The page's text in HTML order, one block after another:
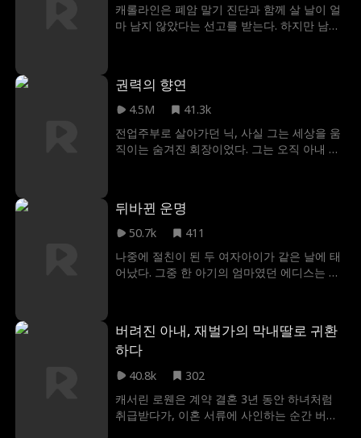
결혼을 하게 된다. 윌리엄은 이를 계기로 그녀
를 보호하고, 알레이나는 점점 윌리엄에게 마
캐롤라인은 폐암 말기 진단과 함께 살 날이 얼
마 남지 않았다는 선고를 받는다. 하지만 남편
하고 그를 떠난다. 그리고 그제야 에릭은 캐롤
라인이 없이는 살 수 없다는 걸 깨닫는다. 하지
사랑이 아닌, 오랫동안 꿈꿔온 오로라를 바라
보며 마지막을 준비하려 한다. 너무 늦게 깨달
권력의 향연
4.5M
41.3k
전업주부로 살아가던 닉, 사실 그는 세상을 움
직이는 숨겨진 회장이었다. 그는 오직 아내 벨
에서 밝혀진 진실—닉이 찾아 헤맸던 운명의
여인은, 벨라가 아닌 엘레나였다는 것. 아무도
뒤흔들 단 하나의 반전을 준비한다. 사랑도, 권
력도... 이제 진짜 주인을 찾아간다.
뒤바뀐 운명
50.7k
411
나중에 절친이 된 두 여자아이가 같은 날에 태
어났다. 그중 한 아기의 엄마였던 에디스는 자
니... 그건 CEO 친구가 에디스의 행동을 목격하
고 몰래 아기들을 제자리에 돌려놓은 것이다.
그렇게 시간은 18년이 흘러, 에디스가 자신의
계획이 성공했다고 생각하고 있을 무렵, 지난
18년간 자신이 학대하며 키운 딸이 바로 친딸
이라는 충격적인 사실을 알게 되는데...
버려진 아내, 재벌가의 막내딸로 귀환
하다
40.8k
302
캐서린 로웬은 계약 결혼 3년 동안 하녀처럼
취급받다가, 이혼 서류에 사인하는 순간 버려